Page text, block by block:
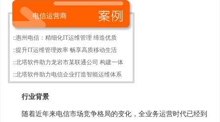
电信运营商
::惠州电信：精细化IT运维管理 缔造优质
::提升IT运维管理效率 畅享高质移动生活
::北塔软件助力龙岩市某联通公司 构建一体
::北塔软件助力电信企业打造智能运维体系
行业背景
随着近年来电信市场竞争格局的变化，全业务运营时代已经到